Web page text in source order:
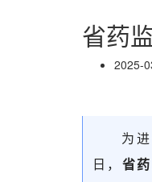
省药
2025-
为
日， 省